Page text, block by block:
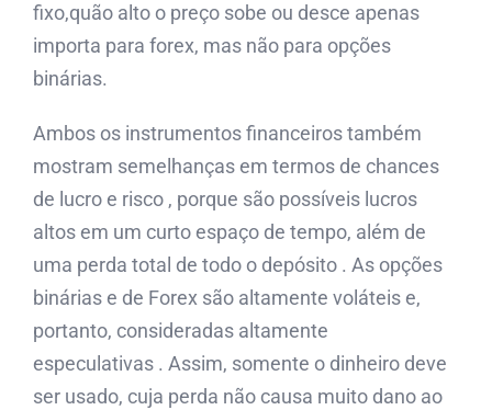
fixo,quão alto o preço sobe ou desce apenas
importa para forex, mas não para opções
binárias.
Ambos os instrumentos financeiros também
mostram semelhanças em termos de chances
de lucro e risco , porque são possíveis lucros
altos em um curto espaço de tempo, além de
uma perda total de todo o depósito . As opções
binárias e de Forex são altamente voláteis e,
portanto, consideradas altamente
especulativas . Assim, somente o dinheiro deve
ser usado, cuja perda não causa muito dano ao